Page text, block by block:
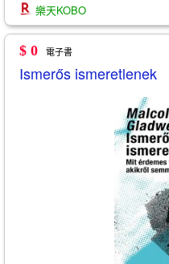
樂天KOBO
$ 0 電子書
Ismerős ismeretlenek